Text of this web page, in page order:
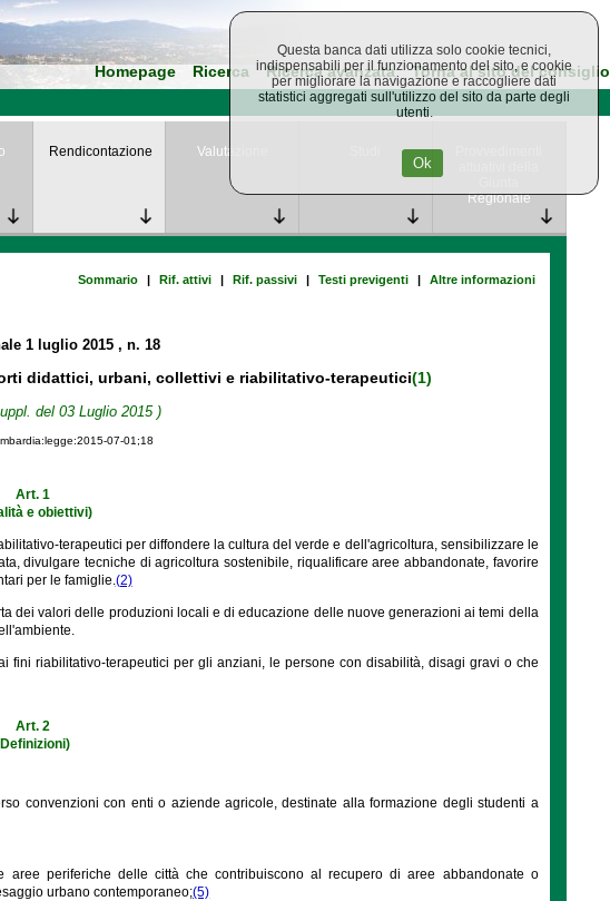
Homepage Ricerca Ricerca avanzata Torna al sito del consiglio
Rendicontazione Valutazione
Regionale
Sommario | Rif. attivi | Rif. passivi | Testi previgenti | Altre informazioni
1 luglio 2015, n. 18
didattici, urbani, collettivi e riabilitativo-terapeutici(1)
del 03 Luglio 2015 )
07-01;18
Art. 1
e obiettivi)
terapeutici per diffondere la cultura del verde e dell'agricoltura, sensibilizzare le
divulgare tecniche di agricoltura sostenibile, riqualificare aree abbandonate, favorire
per le famiglie.(2)
dei valori delle produzioni locali e di educazione delle nuove generazioni ai temi della
fini riabilitativo-terapeutici per gli anziani, le persone con disabilità, disagi gravi o che
Art. 2
convenzioni con enti o aziende agricole, destinate alla formazione degli studenti a
periferiche delle città che contribuiscono al recupero di aree abbandonate o
urbano contemporaneo;(5)
Questa banca dati utilizza solo cookie tecnici,
indispensabili per il funzionamento del sito, e cookie
per migliorare la navigazione e raccogliere dati
statistici aggregati sull'utilizzo del sito da parte degli
utenti.
Ok